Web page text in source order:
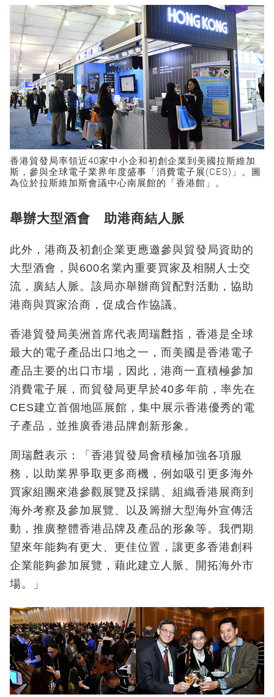
香港貿發局率領近40家中小企和初創企業到美國拉斯維加
斯，參與全球電子業界年度盛事「消費電子展(CES)」。圖
為位於拉斯維加斯會議中心南展館的「香港館」。
舉辦大型酒會 助港商結人脈
此外，港商及初創企業更應邀參與貿發局資助的
大型酒會，與600名業內重要買家及相關人士交
流，廣結人脈。該局亦舉辦商貿配對活動，協助
港商與買家洽商，促成合作協議。
香港貿發局美洲首席代表周瑞𪊟指，香港是全球
最大的電子產品出口地之一，而美國是香港電子
產品主要的出口市場，因此，港商一直積極參加
消費電子展，而貿發局更早於40多年前，率先在
CES建立首個地區展館，集中展示香港優秀的電
子產品，並推廣香港品牌創新形象。
周瑞𪊟表示：「香港貿發局會積極加強各項服
務，以助業界爭取更多商機，例如吸引更多海外
買家組團來港參觀展覽及採購、組織香港展商到
海外考察及參加展覽、以及籌辦大型海外宣傳活
動，推廣整體香港品牌及產品的形象等。我們期
望來年能夠有更大、更佳位置，讓更多香港創科
企業能夠參加展覽，藉此建立人脈、開拓海外市
場。」